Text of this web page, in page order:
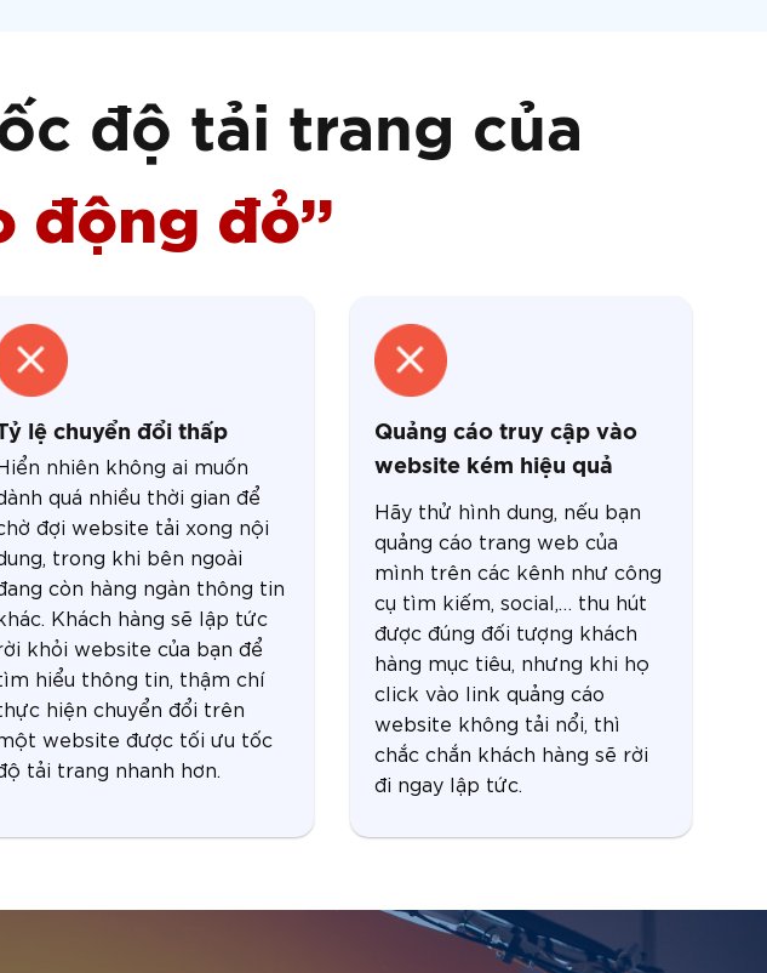
độ tải trang của
động đỏ”
lệ chuyển đổi thấp
nhiên không ai muốn
quá nhiều thời gian để
đợi website tải xong nội
trong khi bên ngoài
còn hàng ngàn thông tin
Khách hàng sẽ lập tức
khỏi website của bạn để
hiểu thông tin, thậm chí
hiện chuyển đổi trên
website được tối ưu tốc
tải trang nhanh hơn.
Quảng cáo truy cập vào
website kém hiệu quả
Hãy thử hình dung, nếu bạn
quảng cáo trang web của
mình trên các kênh như công
cụ tìm kiếm, social,… thu hút
được đúng đối tượng khách
hàng mục tiêu, nhưng khi họ
click vào link quảng cáo
website không tải nổi, thì
chắc chắn khách hàng sẽ rời
đi ngay lập tức.